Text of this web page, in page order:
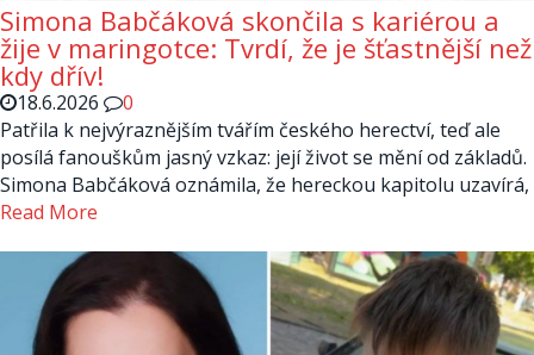
Simona Babčáková skončila s kariérou a
žije v maringotce: Tvrdí, že je šťastnější než
kdy dřív!
18.6.2026
0
Patřila k nejvýraznějším tvářím českého herectví, teď ale
posílá fanouškům jasný vzkaz: její život se mění od základů.
Simona Babčáková oznámila, že hereckou kapitolu uzavírá,
Read More